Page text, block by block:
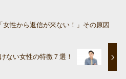
女性から返信が来ない！」その原因
ない女性の特徴７選！